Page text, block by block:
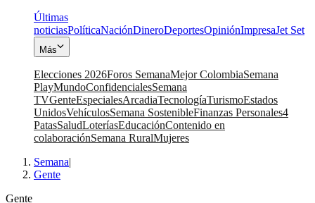
Últimas
noticiasPolíticaNaciónDineroDeportesOpiniónImpresaJet Set
Más
Elecciones 2026Foros SemanaMejor ColombiaSemana
PlayMundoConfidencialesSemana
TVGenteEspecialesArcadiaTecnologíaTurismoEstados
UnidosVehículosSemana SostenibleFinanzas Personales4
PatasSaludLoteríasEducaciónContenido en
colaboraciónSemana RuralMujeres
Semana|
Gente
Gente